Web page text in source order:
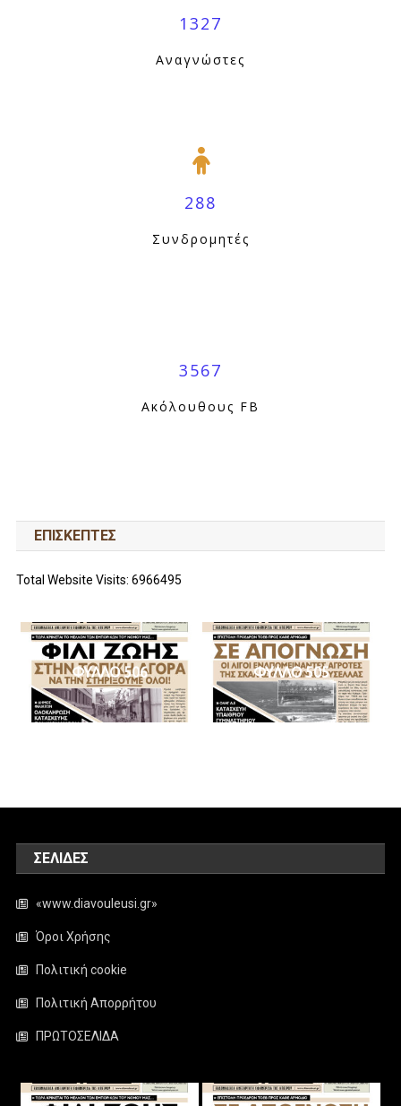
1327
Αναγνώστες
288
Συνδρομητές
3567
Ακόλουθους FB
ΕΠΙΣΚΕΠΤΕΣ
Total Website Visits: 6966495
ΦΥΛΛΟ 506 ΦΥΛΛΟ 505
ΣΕΛΊΔΕΣ
«www.diavouleusi.gr»
Όροι Χρήσης
Πολιτική cookie
Πολιτική Απορρήτου
ΠΡΩΤΟΣΕΛΙΔΑ